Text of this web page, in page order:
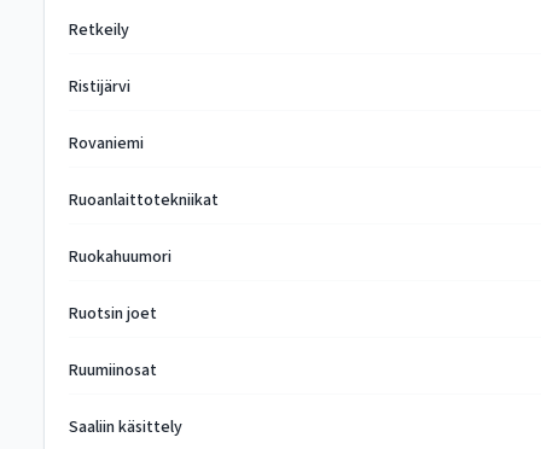
Retkeily
Ristijärvi
Rovaniemi
Ruoanlaittotekniikat
Ruokahuumori
Ruotsin joet
Ruumiinosat
Saaliin käsittely